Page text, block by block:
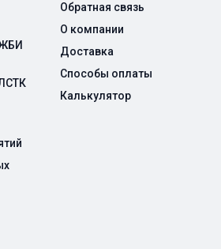
Обратная связь
О компании
Доставка
Способы оплаты
Калькулятор